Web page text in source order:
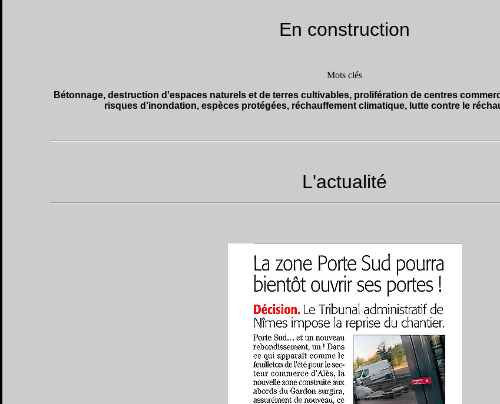
En construction
Mots clés
Bétonnage, destruction d'espaces naturels et de terres cultivables, prolifération de centres
risques d’inondation, espèces protégées, réchauffement climatique, lutte contre le
L'actualité